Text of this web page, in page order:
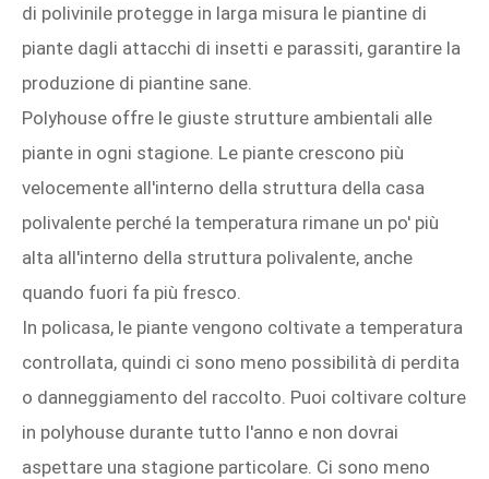
di polivinile protegge in larga misura le piantine di
piante dagli attacchi di insetti e parassiti, garantire la
produzione di piantine sane.
Polyhouse offre le giuste strutture ambientali alle
piante in ogni stagione. Le piante crescono più
velocemente all'interno della struttura della casa
polivalente perché la temperatura rimane un po' più
alta all'interno della struttura polivalente, anche
quando fuori fa più fresco.
In policasa, le piante vengono coltivate a temperatura
controllata, quindi ci sono meno possibilità di perdita
o danneggiamento del raccolto. Puoi coltivare colture
in polyhouse durante tutto l'anno e non dovrai
aspettare una stagione particolare. Ci sono meno